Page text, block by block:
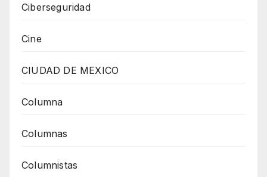
Ciberseguridad
Cine
CIUDAD DE MEXICO
Columna
Columnas
Columnistas